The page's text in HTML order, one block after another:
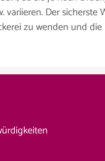
variieren. Der sicherste
zu wenden und die